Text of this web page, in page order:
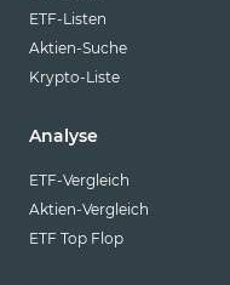
ETF-Listen
Aktien-Suche
Krypto-Liste
Analyse
ETF-Vergleich
Aktien-Vergleich
ETF Top Flop